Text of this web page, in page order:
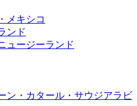
メキシコ
ンド
ュージーランド
ン・カタール・サウジアラビ